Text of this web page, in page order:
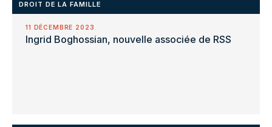
DROIT DE LA FAMILLE
11 DÉCEMBRE 2023
Ingrid Boghossian, nouvelle associée de RSS